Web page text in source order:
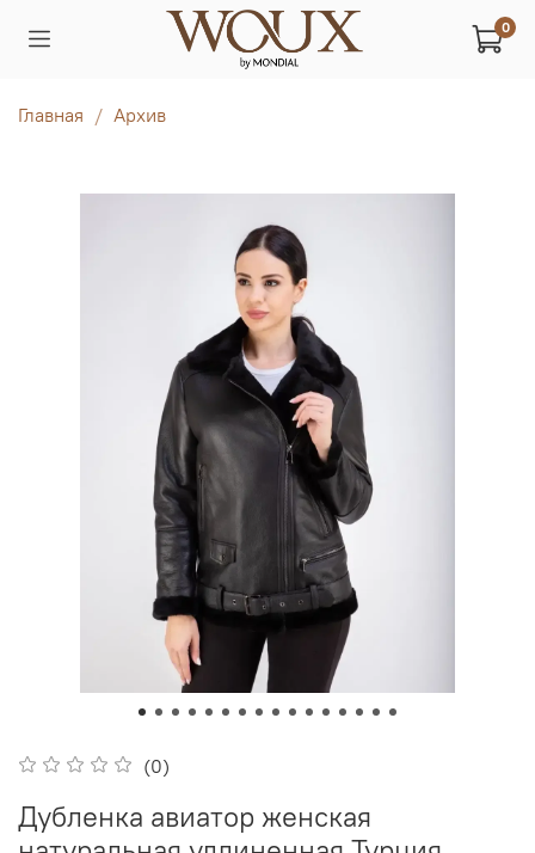
0
Главная Архив
(0)
Дубленка авиатор женская